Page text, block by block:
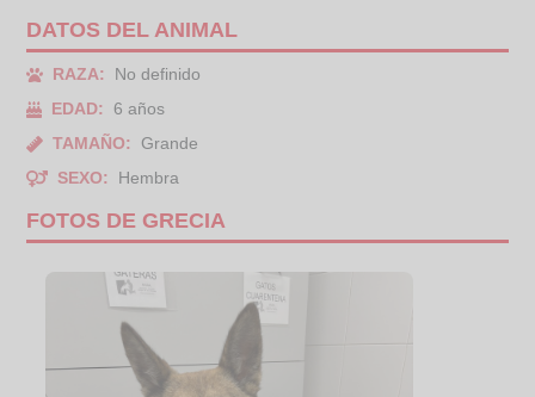
DATOS DEL ANIMAL
RAZA:
No definido
EDAD:
6 años
TAMAÑO:
Grande
SEXO:
Hembra
FOTOS DE GRECIA